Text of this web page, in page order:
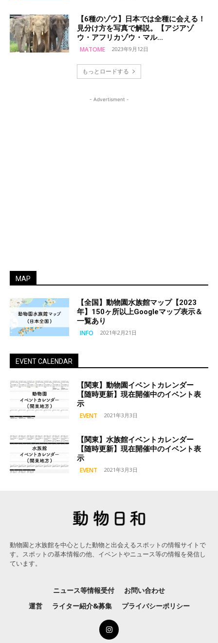
【6種のゾウ】日本では全種に会える！
見分け方を写真で解説。【アジアゾ
ウ・アフリカゾウ・マル...
MATOME 2023年9月12日
もっとロードする
- Advertisment -
MAP
【全国】動物園水族館マップ【2023
年】150ヶ所以上Googleマップ表示＆
一覧あり
INFO 2021年2月21日
EVENT CALENDAR
【関東】動物園イベントカレンダー
【随時更新】現在開催中のイベント表
示
EVENT 2021年3月3日
【関東】水族館イベントカレンダー
【随時更新】現在開催中のイベント表
示
EVENT 2021年3月3日
動物園と水族館を中心とした動物と出会えるスポットの情報サイトで
す。スポットの基本情報の他、イベントやニュース等の情報を発信し
ています。
ニュース等情報受付
お問い合わせ
運営
ライター紹介&募集 プライバシーポリシー